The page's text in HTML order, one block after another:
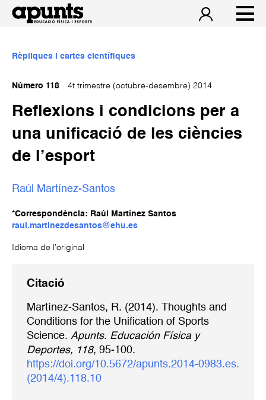
Rèpliques i cartes científiques
Número 118 4t trimestre (octubre-desembre) 2014
Reflexions i condicions per a
una unificació de les ciències
de l’esport
Raúl Martínez-Santos
*Correspondència: Raúl Martínez Santos
raul.martinezdesantos@ehu.es
Idioma de l’original
Citació
Martínez-Santos, R. (2014). Thoughts and
Conditions for the Unification of Sports
Science. Apunts. Educación Física y
Deportes, 118, 95-100.
https://doi.org/10.5672/apunts.2014-0983.es.
(2014/4).118.10